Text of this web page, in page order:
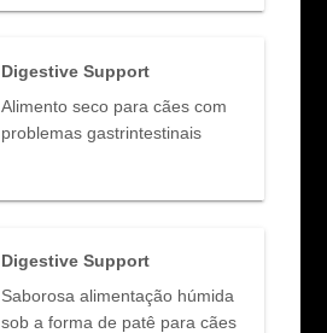
Digestive Support
Alimento seco para cães com
problemas gastrintestinais
Digestive Support
Saborosa alimentação húmida
sob a forma de patê para cães